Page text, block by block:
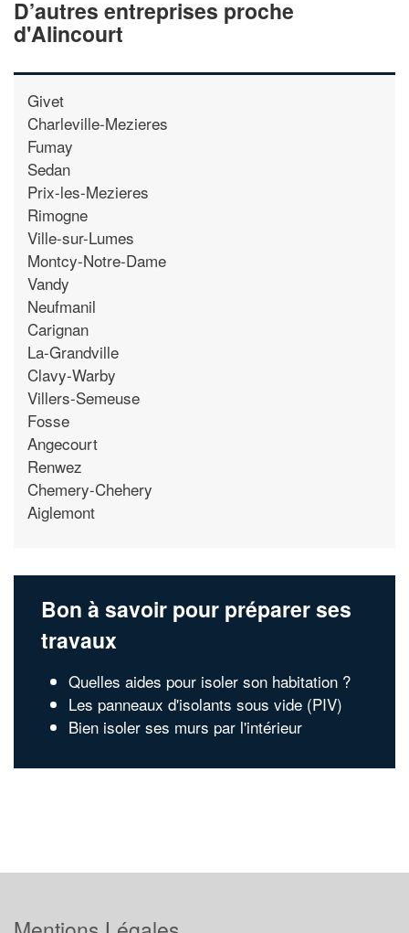
D’autres entreprises proche
d'Alincourt
Givet
Charleville-Mezieres
Fumay
Sedan
Prix-les-Mezieres
Rimogne
Ville-sur-Lumes
Montcy-Notre-Dame
Vandy
Neufmanil
Carignan
La-Grandville
Clavy-Warby
Villers-Semeuse
Fosse
Angecourt
Renwez
Chemery-Chehery
Aiglemont
Bon à savoir pour préparer ses
travaux
Quelles aides pour isoler son habitation ?
Les panneaux d'isolants sous vide (PIV)
Bien isoler ses murs par l'intérieur